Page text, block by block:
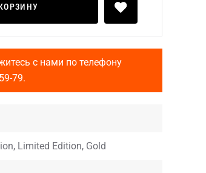
с нами по телефону
79.
Limited Edition, Gold